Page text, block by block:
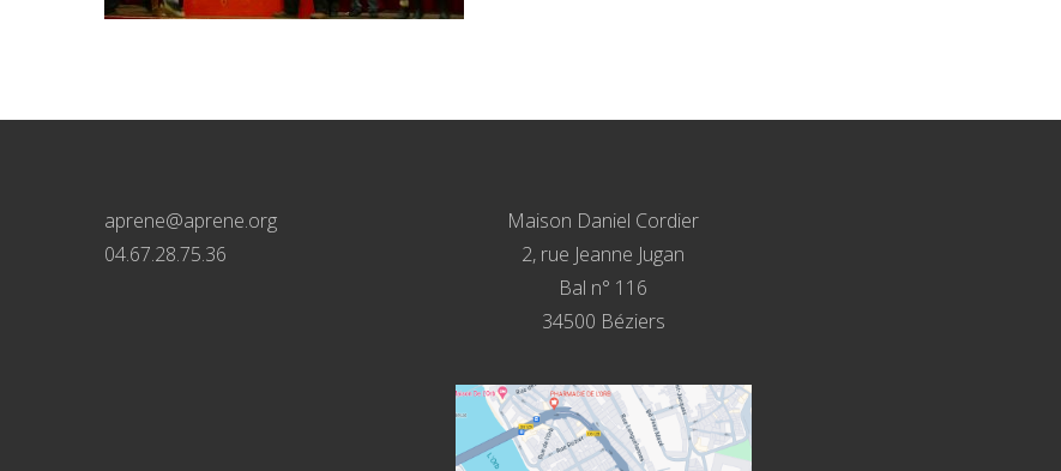
aprene@aprene.org
04.67.28.75.36
Maison Daniel Cordier
2, rue Jeanne Jugan
Bal n° 116
34500 Béziers